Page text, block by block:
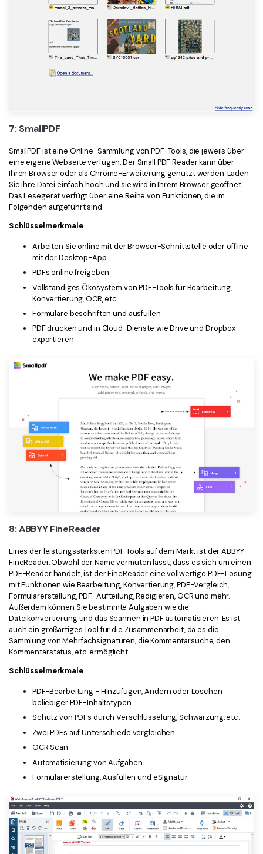
7: SmallPDF
SmallPDF ist eine Online-Sammlung von PDF-Tools, die jeweils über
eine eigene Webseite verfügen. Der Small PDF Reader kann über
Ihren Browser oder als Chrome-Erweiterung genutzt werden. Laden
Sie Ihre Datei einfach hoch und sie wird in Ihrem Browser geöffnet.
Das Lesegerät verfügt über eine Reihe von Funktionen, die im
Folgenden aufgeführt sind:
Schlüsselmerkmale
Arbeiten Sie online mit der Browser-Schnittstelle oder offline
mit der Desktop-App
PDFs online freigeben
Vollständiges Ökosystem von PDF-Tools für Bearbeitung,
Konvertierung, OCR, etc.
Formulare beschriften und ausfüllen
PDF drucken und in Cloud-Dienste wie Drive und Dropbox
exportieren
8: ABBYY FineReader
Eines der leistungsstärksten PDF Tools auf dem Markt ist der ABBYY
FineReader. Obwohl der Name vermuten lässt, dass es sich um einen
PDF-Reader handelt, ist der FineReader eine vollwertige PDF-Lösung
mit Funktionen wie Bearbeitung, Konvertierung, PDF-Vergleich,
Formularerstellung, PDF-Aufteilung, Redigieren, OCR und mehr.
Außerdem können Sie bestimmte Aufgaben wie die
Dateikonvertierung und das Scannen in PDF automatisieren. Es ist
auch ein großartiges Tool für die Zusammenarbeit, da es die
Sammlung von Mehrfachsignaturen, die Kommentarsuche, den
Kommentarstatus, etc. ermöglicht.
Schlüsselmerkmale
PDF-Bearbeitung - Hinzufügen, Ändern oder Löschen
beliebiger PDF-Inhaltstypen
Schutz von PDFs durch Verschlüsselung, Schwärzung, etc.
Zwei PDFs auf Unterschiede vergleichen
OCR Scan
Automatisierung von Aufgaben
Formularerstellung, Ausfüllen und eSignatur